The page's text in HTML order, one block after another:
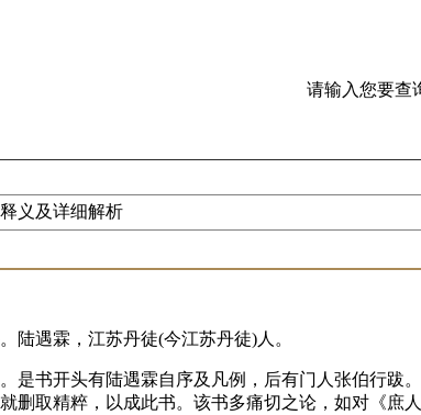
请输入您要查
义及详细解析
陆遇霖，江苏丹徒(今江苏丹徒)人。
是书开头有陆遇霖自序及凡例，后有门人张伯行跋
删取精粹，以成此书。该书多痛切之论，如对《庶